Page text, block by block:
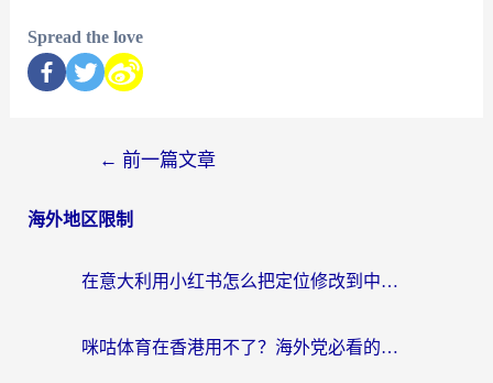
Spread the love
← 前一篇文章
海外地区限制
在意大利用小红书怎么把定位修改到中国国内？3个实用技巧+1个靠谱工具帮你搞定
咪咕体育在香港用不了？海外党必看的回国加速器选择指南（附3个真实场景解决方案）